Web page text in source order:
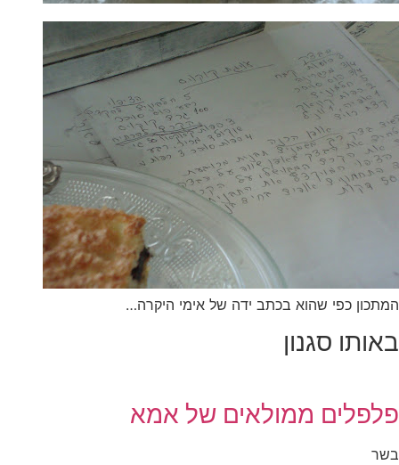
המתכון כפי שהוא בכתב ידה של אימי היקרה…
באותו סגנון
פלפלים ממולאים של אמא
בשר